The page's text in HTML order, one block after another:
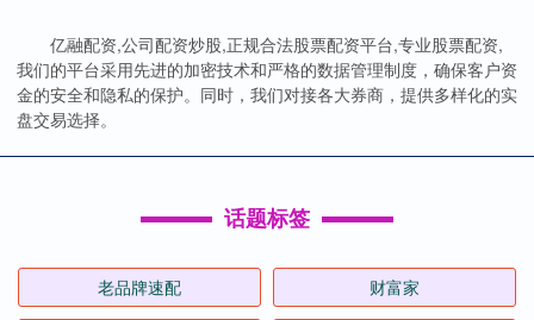
亿融配资,公司配资炒股,正规合法股票配资平台,专业股票配资,
我们的平台采用先进的加密技术和严格的数据管理制度，确保客户资
金的安全和隐私的保护。同时，我们对接各大券商，提供多样化的实
盘交易选择。
话题标签
老品牌速配 财富家